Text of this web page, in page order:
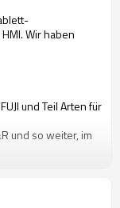
Wir haben
und Teil Arten für
und so weiter, im